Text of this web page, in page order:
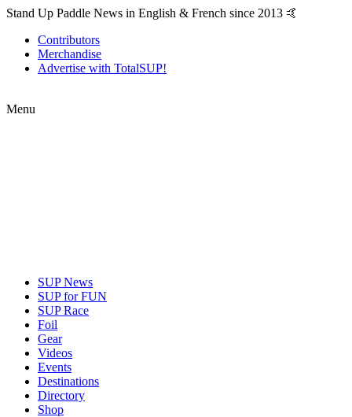
Stand Up Paddle News in English & French since 2013 🤙
Contributors
Merchandise
Advertise with TotalSUP!
Menu
SUP News
SUP for FUN
SUP Race
Foil
Gear
Videos
Events
Destinations
Directory
Shop